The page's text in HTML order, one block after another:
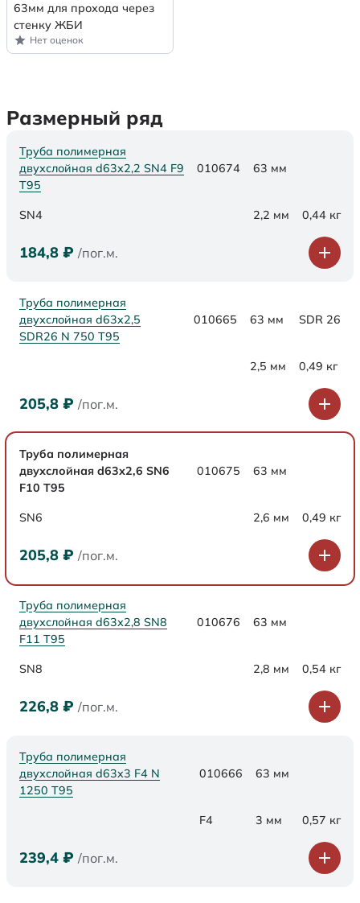
63мм для прохода через
стенку ЖБИ
Нет оценок
Размерный ряд
Труба полимерная
двухслойная d63х2,2 SN4 F9
Т95
010674 63 мм
SN4 2,2 мм 0,44 кг
184,8 ₽ /пог.м.
Труба полимерная
двухслойная d63x2,5
SDR26 N 750 Т95
010665 63 мм SDR 26
2,5 мм 0,49 кг
205,8 ₽ /пог.м.
Труба полимерная
двухслойная d63х2,6 SN6
F10 Т95
010675 63 мм
SN6 2,6 мм 0,49 кг
205,8 ₽ /пог.м.
Труба полимерная
двухслойная d63х2,8 SN8
F11 Т95
010676 63 мм
SN8 2,8 мм 0,54 кг
226,8 ₽ /пог.м.
Труба полимерная
двухслойная d63x3 F4 N
1250 Т95
010666 63 мм
F4 3 мм 0,57 кг
239,4 ₽ /пог.м.